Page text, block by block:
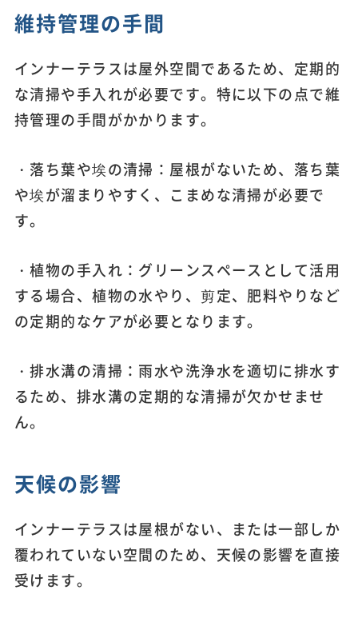
維持管理の手間
インナーテラスは屋外空間であるため、定期的
な清掃や手入れが必要です。特に以下の点で維
持管理の手間がかかります。
・落ち葉や埃の清掃：屋根がないため、落ち葉
や埃が溜まりやすく、こまめな清掃が必要で
す。
・植物の手入れ：グリーンスペースとして活用
する場合、植物の水やり、剪定、肥料やりなど
の定期的なケアが必要となります。
・排水溝の清掃：雨水や洗浄水を適切に排水す
るため、排水溝の定期的な清掃が欠かせませ
ん。
天候の影響
インナーテラスは屋根がない、または一部しか
覆われていない空間のため、天候の影響を直接
受けます。